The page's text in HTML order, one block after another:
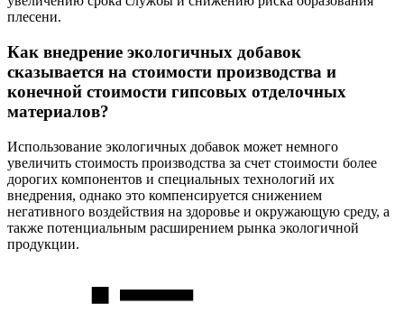
плесени.
Как внедрение экологичных добавок
сказывается на стоимости производства и
конечной стоимости гипсовых отделочных
материалов?
Использование экологичных добавок может немного
увеличить стоимость производства за счет стоимости более
дорогих компонентов и специальных технологий их
внедрения, однако это компенсируется снижением
негативного воздействия на здоровье и окружающую среду, а
также потенциальным расширением рынка экологичной
продукции.